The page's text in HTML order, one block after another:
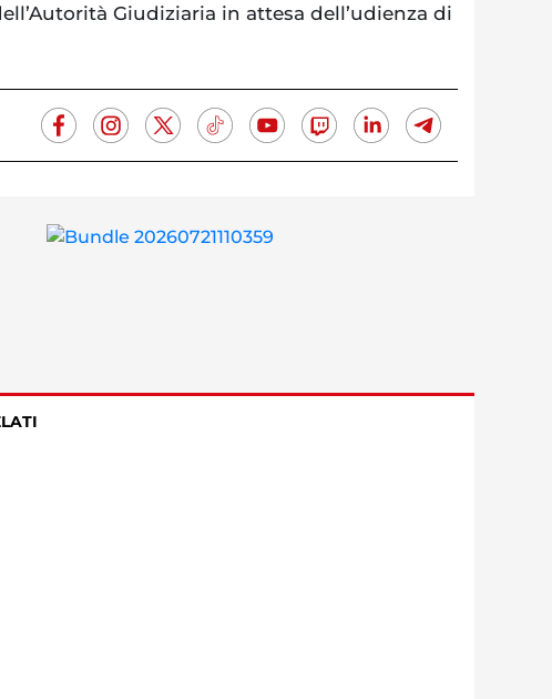
Giudiziaria in attesa dell’udienza di